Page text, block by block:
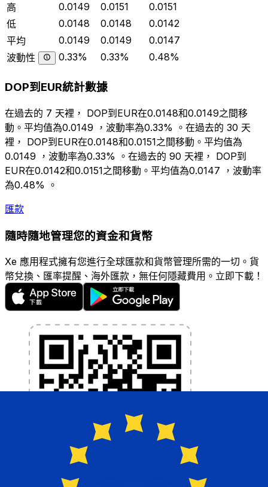
高
0.0149 0.0151
0.0151
低
0.0148 0.0148
0.0142
平均
0.0149 0.0149
0.0147
波動性
0.33% 0.33% 0.48%
DOP到EUR統計數據
在過去的 7 天裡， DOP到EUR在0.0148和0.0149之間移
動。平均值為0.0149 ，波動率為0.33% 。在過去的 30 天
裡， DOP到EUR在0.0148和0.0151之間移動。平均值為
0.0149 ，波動率為0.33% 。在過去的 90 天裡， DOP到
EUR在0.0142和0.0151之間移動。平均值為0.0147 ，波動率
為0.48% 。
匯款
隨時隨地管理您的資金和貨幣
Xe 應用程式擁有您進行全球匯款和貨幣管理所需的一切。貨
幣兌換、匯率提醒、海外匯款，無任何隱藏費用。立即下載！